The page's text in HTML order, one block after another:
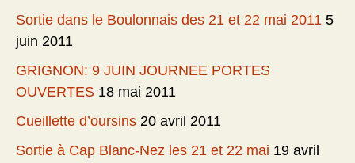
Sortie dans le Boulonnais des 21 et 22 mai 2011 5
juin 2011
GRIGNON: 9 JUIN JOURNEE PORTES
OUVERTES 18 mai 2011
Cueillette d’oursins 20 avril 2011
Sortie à Cap Blanc-Nez les 21 et 22 mai 19 avril